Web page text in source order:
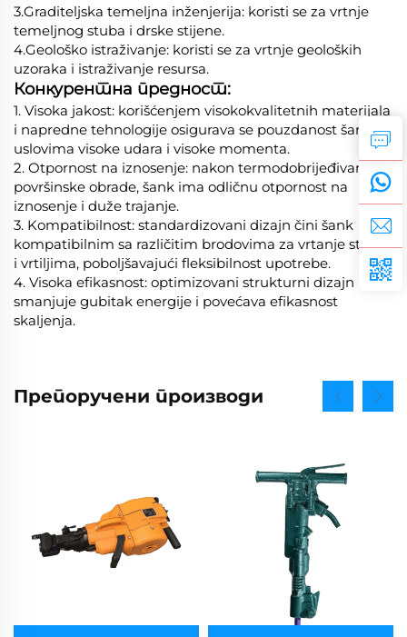
3.Graditeljska temeljna inženjerija: koristi se za vrtnje
temeljnog stuba i drske stijene.
4.Geološko istraživanje: koristi se za vrtnje geoloških
uzoraka i istraživanje resursa.
Конкурентна предност:
1. Visoka jakost: korišćenjem visokokvalitetnih materijala
i napredne tehnologije osigurava se pouzdanost šanka u
uslovima visoke udara i visoke momenta.
2. Otpornost na iznosenje: nakon termodobrijeđivanja i
površinske obrade, šank ima odličnu otpornost na
iznosenje i duže trajanje.
3. Kompatibilnost: standardizovani dizajn čini šank
kompatibilnim sa različitim brodovima za vrtanje stijena
i vrtiljima, poboljšavajući fleksibilnost upotrebe.
4. Visoka efikasnost: optimizovani strukturni dizajn
smanjuje gubitak energije i povećava efikasnost
skaljenja.
Препоручени производи